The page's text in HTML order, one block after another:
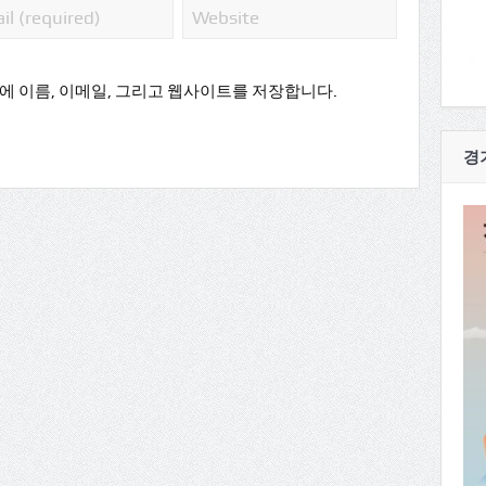
이름, 이메일, 그리고 웹사이트를 저장합니다.
경